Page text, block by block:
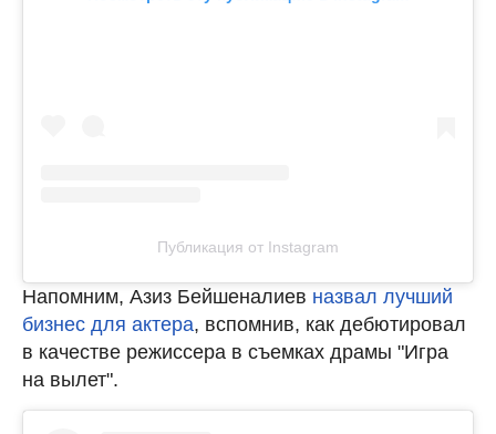
Публикация от Instagram
Напомним, Азиз Бейшеналиев назвал лучший
бизнес для актера, вспомнив, как дебютировал
в качестве режиссера в съемках драмы "Игра
на вылет".